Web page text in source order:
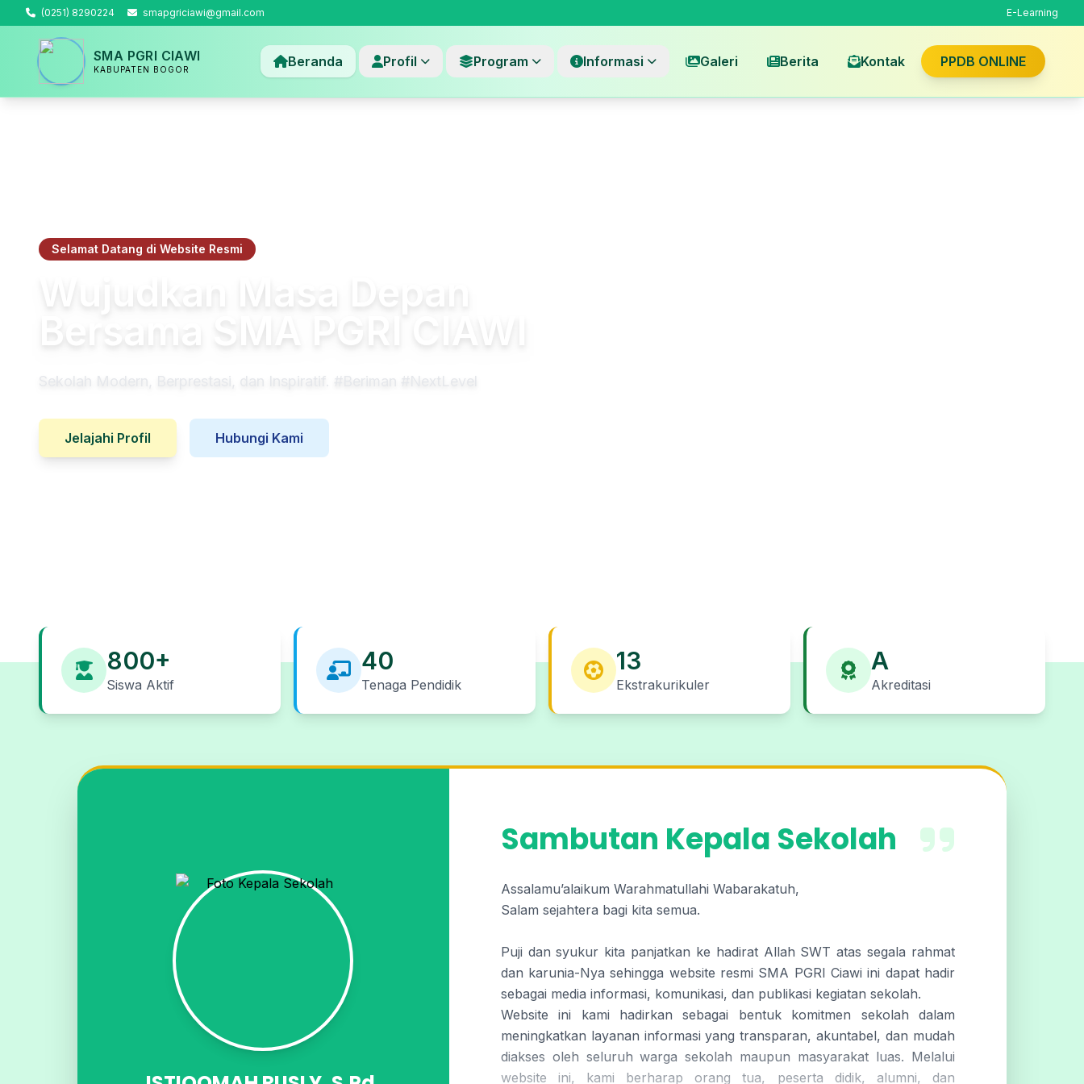
(0251) 8290224 smapgriciawi@gmail.com E-Learning
SMA PGRI CIAWI
KABUPATEN BOGOR Beranda Profil Program Informasi Galeri Berita Kontak PPDB ONLINE
Selamat Datang di Website Resmi
Wujudkan Masa Depan
Bersama SMA PGRI CIAWI
Sekolah Modern, Berprestasi, dan Inspiratif. #Beriman #NextLevel
Jelajahi Profil Hubungi Kami
800+
Siswa Aktif
40
Tenaga Pendidik
13
Ekstrakurikuler
A
Akreditasi
Sambutan Kepala Sekolah
Assalamu’alaikum Warahmatullahi Wabarakatuh,
Salam sejahtera bagi kita semua.
Puji dan syukur kita panjatkan ke hadirat Allah SWT atas segala rahmat
dan karunia-Nya sehingga website resmi SMA PGRI Ciawi ini dapat hadir
sebagai media informasi, komunikasi, dan publikasi kegiatan sekolah.
Website ini kami hadirkan sebagai bentuk komitmen sekolah dalam
meningkatkan layanan informasi yang transparan, akuntabel, dan mudah
diakses oleh seluruh warga sekolah maupun masyarakat luas. Melalui
website ini, kami berharap orang tua, peserta didik, alumni, dan